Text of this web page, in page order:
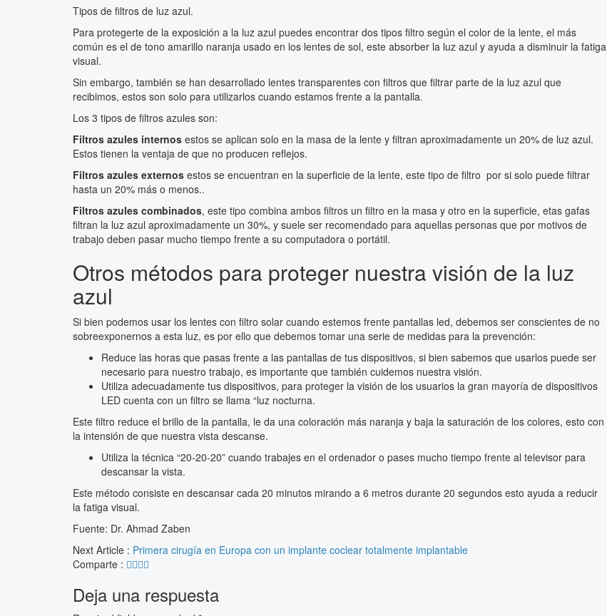
Tipos de filtros de luz azul.
Para protegerte de la exposición a la luz azul puedes encontrar dos tipos filtro según el color de la lente, el más
común es el de tono amarillo naranja usado en los lentes de sol, este absorber la luz azul y ayuda a disminuir la fatiga
visual.
Sin embargo, también se han desarrollado lentes transparentes con filtros que filtrar parte de la luz azul que
recibimos, estos son solo para utilizarlos cuando estamos frente a la pantalla.
Los 3 tipos de filtros azules son:
Filtros azules internos estos se aplican solo en la masa de la lente y filtran aproximadamente un 20% de luz azul.
Estos tienen la ventaja de que no producen reflejos.
Filtros azules externos estos se encuentran en la superficie de la lente, este tipo de filtro por si solo puede filtrar
hasta un 20% más o menos..
Filtros azules combinados, este tipo combina ambos filtros un filtro en la masa y otro en la superficie, etas gafas
filtran la luz azul aproximadamente un 30%, y suele ser recomendado para aquellas personas que por motivos de
trabajo deben pasar mucho tiempo frente a su computadora o portátil.
Otros métodos para proteger nuestra visión de la luz
azul
Si bien podemos usar los lentes con filtro solar cuando estemos frente pantallas led, debemos ser conscientes de no
sobreexponernos a esta luz, es por ello que debemos tomar una serie de medidas para la prevención:
Reduce las horas que pasas frente a las pantallas de tus dispositivos, si bien sabemos que usarlos puede ser
necesario para nuestro trabajo, es importante que también cuidemos nuestra visión.
Utiliza adecuadamente tus dispositivos, para proteger la visión de los usuarios la gran mayoría de dispositivos
LED cuenta con un filtro se llama “luz nocturna.
Este filtro reduce el brillo de la pantalla, le da una coloración más naranja y baja la saturación de los colores, esto con
la intensión de que nuestra vista descanse.
Utiliza la técnica “20-20-20” cuando trabajes en el ordenador o pases mucho tiempo frente al televisor para
descansar la vista.
Este método consiste en descansar cada 20 minutos mirando a 6 metros durante 20 segundos esto ayuda a reducir
la fatiga visual.
Fuente: Dr. Ahmad Zaben
Next Article : Primera cirugía en Europa con un implante coclear totalmente implantable
Comparte :
Deja una respuesta